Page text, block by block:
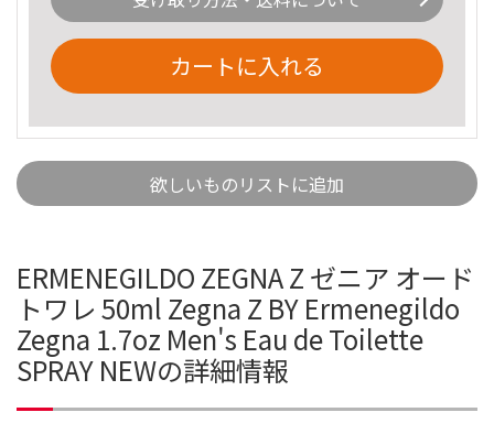
カートに入れる
欲しいものリストに追加
ERMENEGILDO ZEGNA Z ゼニア オード
トワレ 50ml Zegna Z BY Ermenegildo
Zegna 1.7oz Men's Eau de Toilette
SPRAY NEWの詳細情報